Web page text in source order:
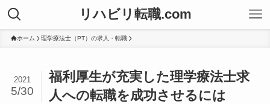
リハビリ転職.com
ホーム 理学療法士（PT）の求人・転職
福利厚生が充実した理学療法士求
人への転職を成功させるには
2021
5/30